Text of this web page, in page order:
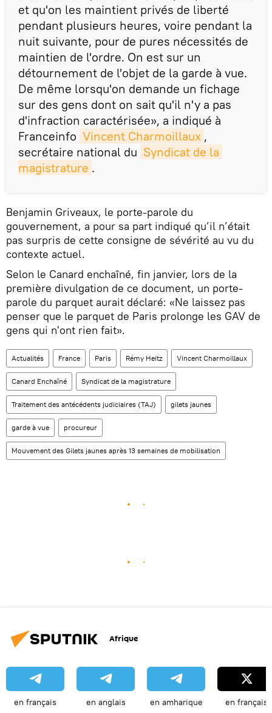
et qu'on les maintient privés de liberté
pendant plusieurs heures, voire pendant la
nuit suivante, pour de pures nécessités de
maintien de l'ordre. On est sur un
détournement de l'objet de la garde à vue.
De même lorsqu'on demande un fichage
sur des gens dont on sait qu'il n'y a pas
d'infraction caractérisée», a indiqué à
Franceinfo Vincent Charmoillaux ,
secrétaire national du Syndicat de la
magistrature .
Benjamin Griveaux, le porte-parole du
gouvernement, a pour sa part indiqué qu’il n’était
pas surpris de cette consigne de sévérité au vu du
contexte actuel.
Selon le Canard enchaîné, fin janvier, lors de la
première divulgation de ce document, un porte-
parole du parquet aurait déclaré: «Ne laissez pas
penser que le parquet de Paris prolonge les GAV de
gens qui n'ont rien fait».
Actualités France Paris Rémy Heitz Vincent Charmoillaux
Canard Enchaîné Syndicat de la magistrature
Traitement des antécédents judiciaires (TAJ) gilets jaunes
garde à vue procureur
Mouvement des Gilets jaunes après 13 semaines de mobilisation
Afrique
en français en anglais en amharique en français